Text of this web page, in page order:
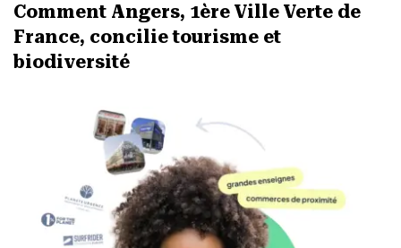
Comment Angers, 1ère Ville Verte de
France, concilie tourisme et
biodiversité